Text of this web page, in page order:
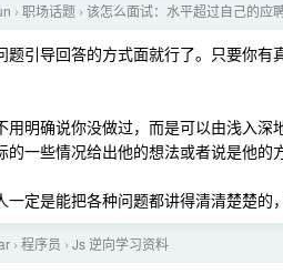
› 职场话题 › 该怎么面试：水平超过自己的应
题引导回答的方式面就行了。只要你
用明确说你没做过，而是可以由浅入
的一些情况给出他的想法或者说是他的
定是能把各种问题都讲得清清楚楚的
› 程序员 › Js 逆向学习资料